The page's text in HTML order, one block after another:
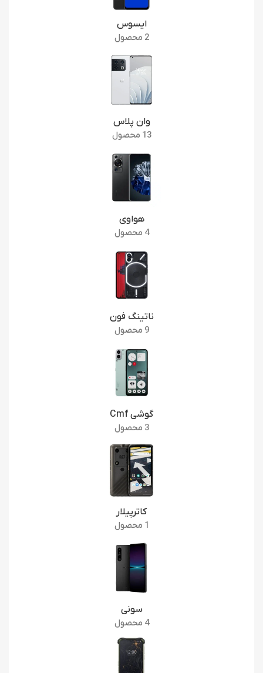
ایسوس
2 محصول
وان پلاس
13 محصول
هواوی
4 محصول
ناتینگ فون
9 محصول
گوشی Cmf
3 محصول
کاترپیلار
1 محصول
سونی
4 محصول